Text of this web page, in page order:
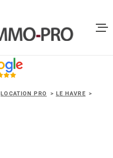
LOCATION PRO
LE HAVRE